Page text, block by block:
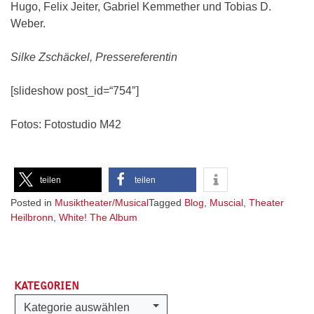
Hugo, Felix Jeiter, Gabriel Kemmether und Tobias D.
Weber.
Silke Zschäckel, Pressereferentin
[slideshow post_id=“754″]
Fotos: Fotostudio M42
teilen teilen
Posted in Musiktheater/MusicalTagged Blog, Muscial, Theater
Heilbronn, White! The Album
KATEGORIEN
Kategorien
Kategorie auswählen